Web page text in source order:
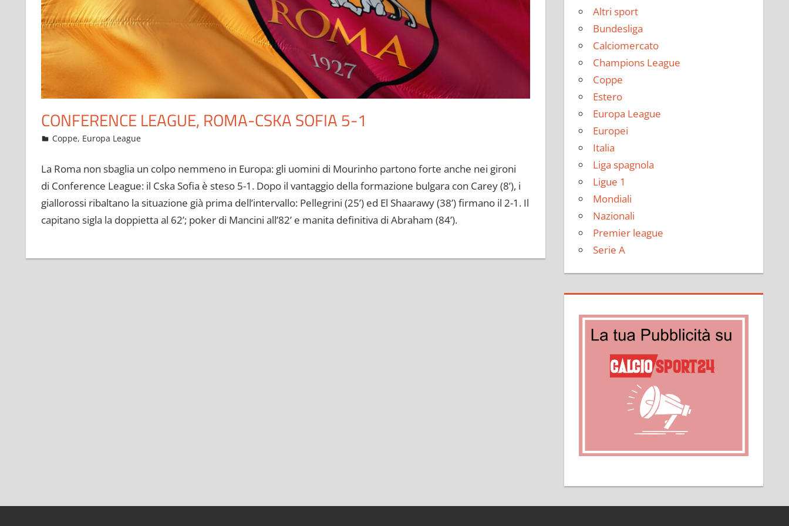
CONFERENCE LEAGUE, ROMA-CSKA SOFIA 5-1
Settembre 17, 2021
admin
Coppe, Europa League
La Roma non sbaglia un colpo nemmeno in Europa: gli uomini di Mourinho partono forte anche nei gironi
di Conference League: il Cska Sofia è steso 5-1. Dopo il vantaggio della formazione bulgara con Carey (8’), i
giallorossi ribaltano la situazione già prima dell’intervallo: Pellegrini (25’) ed El Shaarawy (38’) firmano il 2-1. Il
capitano sigla la doppietta al 62’; poker di Mancini all’82’ e manita definitiva di Abraham (84’).
Altri sport
Bundesliga
Calciomercato
Champions League
Coppe
Estero
Europa League
Europei
Italia
Liga spagnola
Ligue 1
Mondiali
Nazionali
Premier league
Serie A